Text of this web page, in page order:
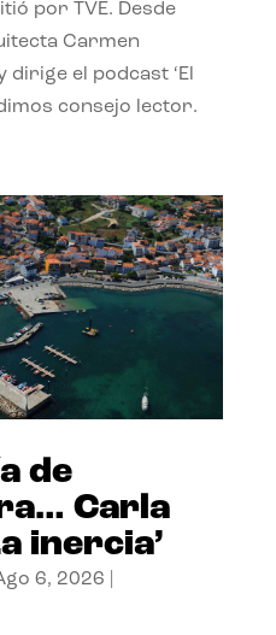
por TVE. Desde
Carmen
dirige el podcast ‘El
consejo lector.
de
Carla
inercia’
6, 2026